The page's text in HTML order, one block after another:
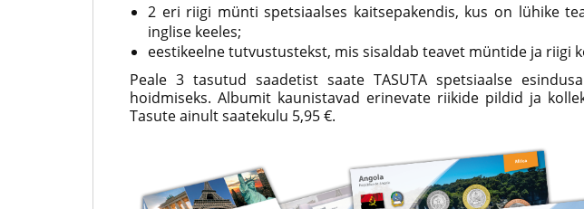
2 eri riigi münti spetsiaalses kaitsepakendis, kus on lühike
inglise keeles;
eestikeelne tutvustustekst, mis sisaldab teavet müntide ja riigi
Peale 3 tasutud saadetist saate TASUTA spetsiaalse
hoidmiseks. Albumit kaunistavad erinevate riikide pildid ja
Tasute ainult saatekulu 5,95 €.